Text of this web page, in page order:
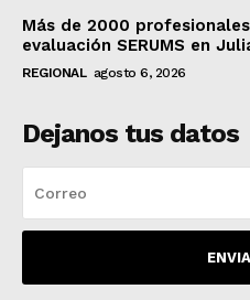
Más de 2000
evaluación SERUMS en
REGIONAL agosto 6, 2026
Dejanos tus datos